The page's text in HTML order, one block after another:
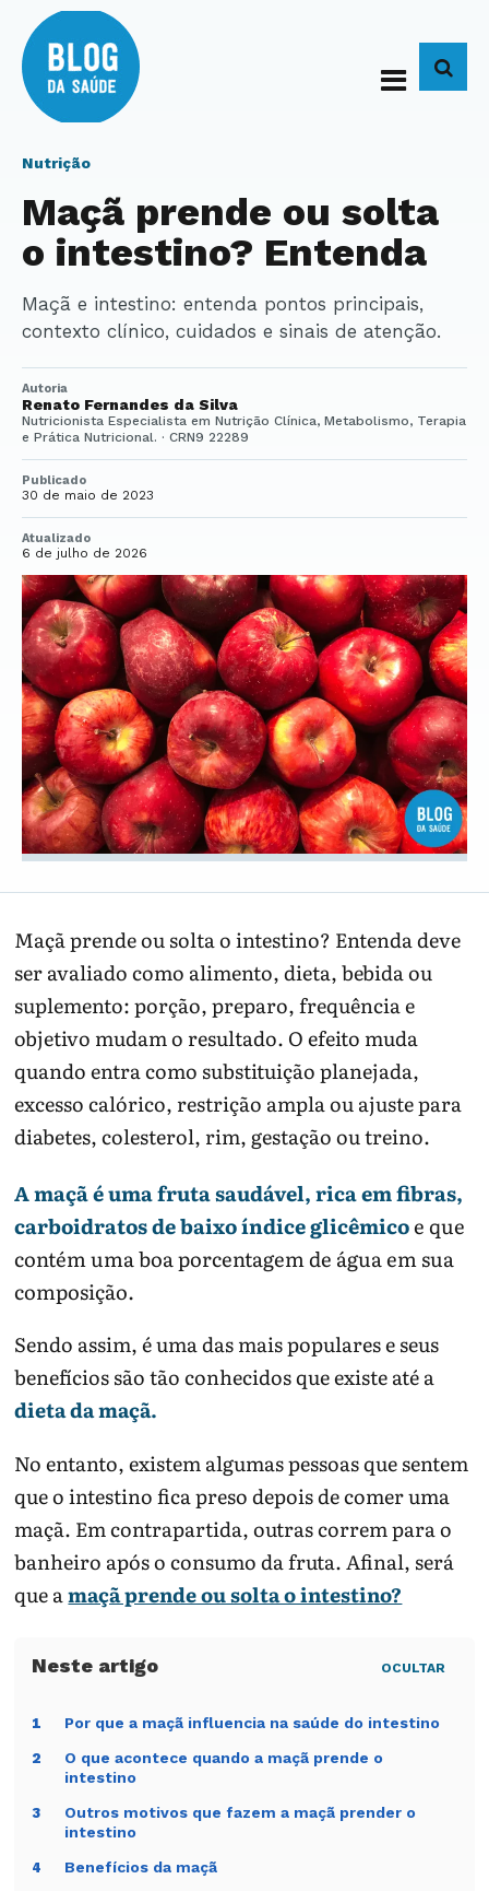
Nutrição
Maçã prende ou solta
o intestino? Entenda
Maçã e intestino: entenda pontos principais,
contexto clínico, cuidados e sinais de atenção.
Autoria
Renato Fernandes da Silva
Nutricionista Especialista em Nutrição Clínica, Metabolismo, Terapia
e Prática Nutricional. · CRN9 22289
Publicado
30 de maio de 2023
Atualizado
6 de julho de 2026
Maçã prende ou solta o intestino? Entenda deve
ser avaliado como alimento, dieta, bebida ou
suplemento: porção, preparo, frequência e
objetivo mudam o resultado. O efeito muda
quando entra como substituição planejada,
excesso calórico, restrição ampla ou ajuste para
diabetes, colesterol, rim, gestação ou treino.
A maçã é uma fruta saudável, rica em fibras,
carboidratos de baixo índice glicêmicoe que
contém uma boa porcentagem de água em sua
composição.
Sendo assim, é uma das mais populares e seus
benefícios são tão conhecidos que existe até a
dieta da maçã.
No entanto, existem algumas pessoas que sentem
que o intestino fica preso depois de comer uma
maçã. Em contrapartida, outras correm para o
banheiro após o consumo da fruta. Afinal, será
que amaçã prende ou solta o intestino?
OCULTAR
1 Por que a maçã influencia na saúde do intestino
2
O que acontece quando a maçã prende o
intestino
3
Outros motivos que fazem a maçã prender o
intestino
4 Benefícios da maçã